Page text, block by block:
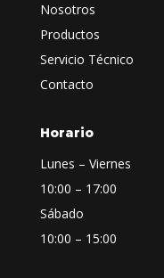
Nosotros
Productos
Servicio Técnico
Contacto
Horario
Lunes – Viernes
10:00 – 17:00
Sábado
10:00 – 15:00